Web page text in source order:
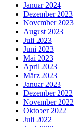
Januar 2024
Dezember 2023
November 2023
August 2023
Juli 2023
Juni 2023
Mai 2023
April 2023
März 2023
Januar 2023
Dezember 2022
November 2022
Oktober 2022
Juli 2022